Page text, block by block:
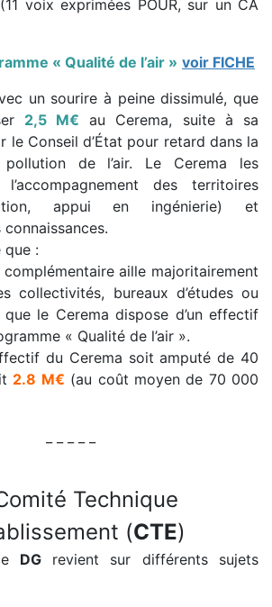
(11 voix exprimées POUR, sur un CA
« Qualité de l’air » voir FICHE
un sourire à peine dissimulé, que
2,5 M€ au Cerema, suite à sa
le Conseil d’État pour retard dans la
de l’air. Le Cerema les
des territoires
appui en ingénierie) et
connaissances.
que :
aille majoritairement
collectivités, bureaux d’études ou
le Cerema dispose d’un effectif
« Qualité de l’air ».
du Cerema soit amputé de 40
2.8 M€ (au coût moyen de 70 000
Technique
(CTE)
DG revient sur différents sujets